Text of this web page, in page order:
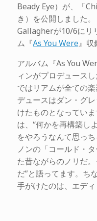
Beady Eye）が、「
き）を公開しました
Gallagherが10/6にリ
ム『As You Were』収
アルバム『As You
ィンがプロデュース
ではリアムが全ての
デュースはダン・グ
けたものとなってい
は、“何かを再構築し
をやろうなんて思っ
ノンの「コールド・
た昔ながらのノリだ
だ”と語ってます。ち
手がけたのは、エディ